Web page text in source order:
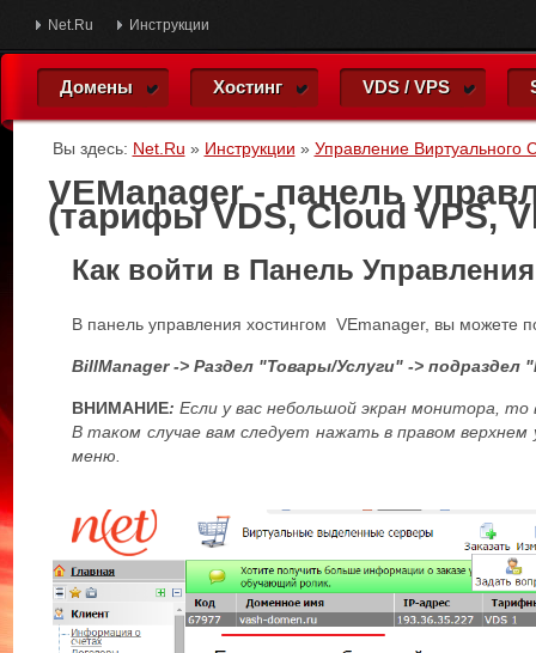
Net.Ru Инструкции
Домены Хостинг VDS / VPS
Вы здесь: Net.Ru » Инструкции » Управление Виртуального
VEManager - панель
(тарифы VDS, Cloud VPS,
Как войти в Панель
В панель управления хостингом VEmanager, вы можете
BillManager -> Раздел "Товары/Услуги" ->
ВНИМАНИЕ: Если у вас небольшой экран монитора,
В таком случае вам следует нажать в правом верхнем
меню.